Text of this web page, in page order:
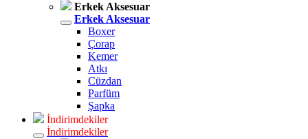
Erkek Aksesuar
Erkek Aksesuar
Boxer
Çorap
Kemer
Atkı
Cüzdan
Parfüm
Şapka
İndirimdekiler
İndirimdekiler